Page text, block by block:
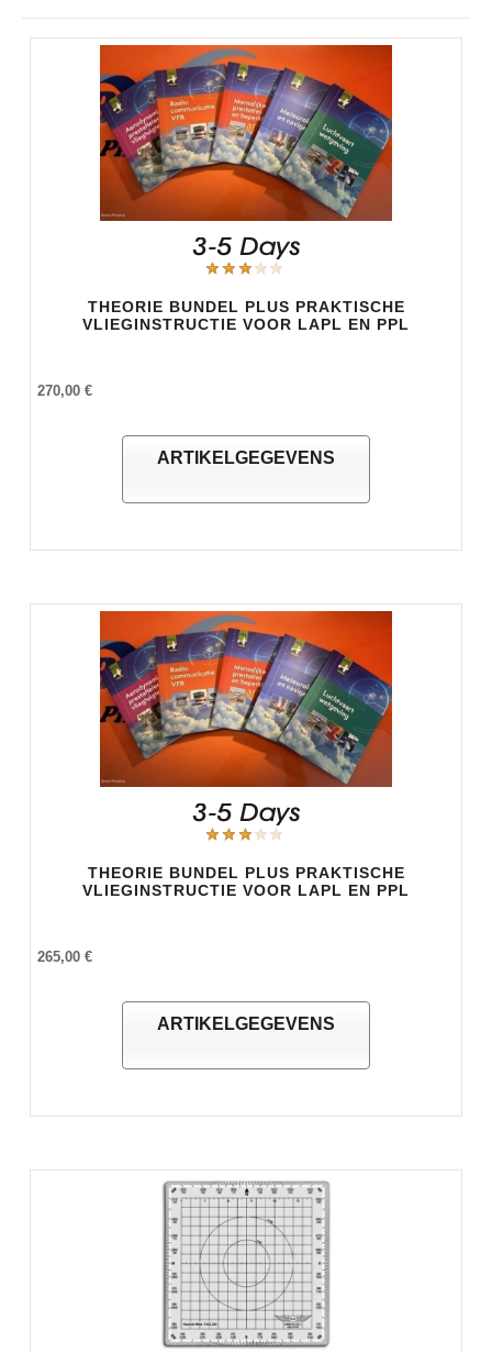
THEORIE BUNDEL PLUS PRAKTISCHE
VLIEGINSTRUCTIE VOOR LAPL EN PPL
270,00 €
ARTIKELGEGEVENS
THEORIE BUNDEL PLUS PRAKTISCHE
VLIEGINSTRUCTIE VOOR LAPL EN PPL
265,00 €
ARTIKELGEGEVENS